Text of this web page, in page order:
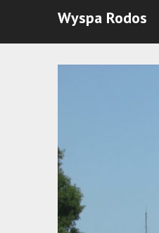
Wyspa Rodos